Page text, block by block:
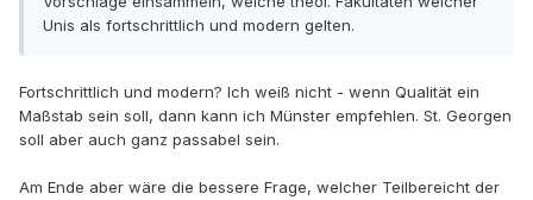
Unis als fortschrittlich und modern gelten.
Fortschrittlich und modern? Ich weiß nicht - wenn Qualität ein
Maßstab sein soll, dann kann ich Münster empfehlen. St. Georgen
soll aber auch ganz passabel sein.
Am Ende aber wäre die bessere Frage, welcher Teilbereicht der